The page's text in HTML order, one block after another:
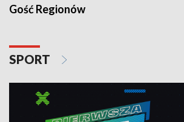
Gość Regionów
SPORT